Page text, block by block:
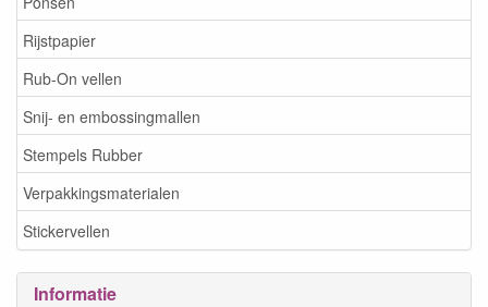
Rijstpapier
Rub-On vellen
Snij- en embossingmallen
Stempels Rubber
Verpakkingsmaterialen
Stickervellen
Informatie